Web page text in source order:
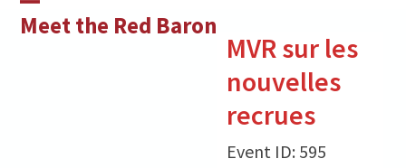
Meet the Red Baron
Open
Close
MVR sur les
nouvelles
recrues
Event ID: 595